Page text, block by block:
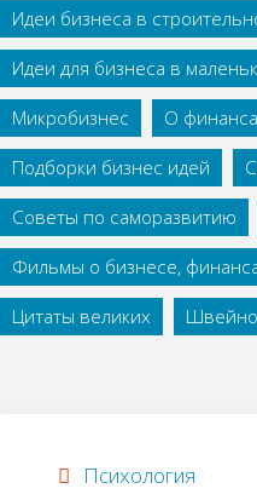
Идеи бизнеса в
Идеи для бизнеса в
Микробизнес
О
Подборки бизнес идей
Советы по саморазвитию
Фильмы о бизнесе,
Цитаты великих
Психология